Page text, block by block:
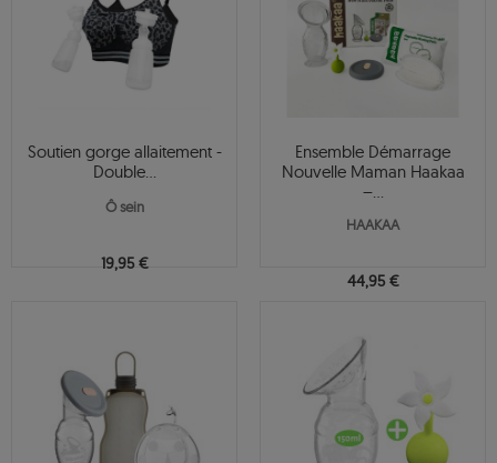
Soutien gorge allaitement -
Double...
Ô sein
19,95 €
Ensemble Démarrage
Nouvelle Maman Haakaa
–...
HAAKAA
44,95 €